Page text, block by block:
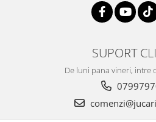
SUPORT
De luni pana vineri, intre